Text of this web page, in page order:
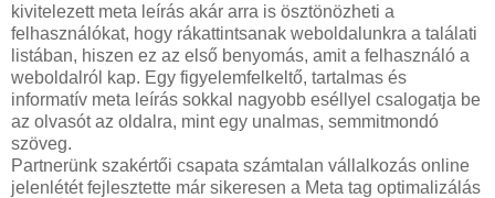
kivitelezett meta leírás akár arra is ösztönözheti a
felhasználókat, hogy rákattintsanak weboldalunkra a találati
listában, hiszen ez az első benyomás, amit a felhasználó a
weboldalról kap. Egy figyelemfelkeltő, tartalmas és
informatív meta leírás sokkal nagyobb eséllyel csalogatja be
az olvasót az oldalra, mint egy unalmas, semmitmondó
szöveg.
Partnerünk szakértői csapata számtalan vállalkozás online
jelenlétét fejlesztette már sikeresen a Meta tag optimalizálás